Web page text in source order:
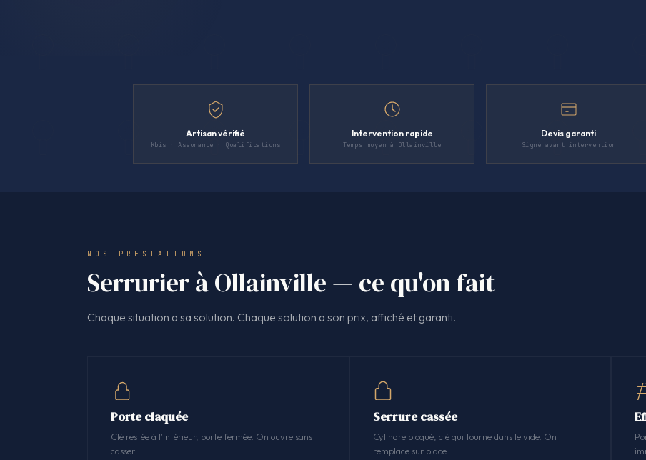
Artisan vérifié
Kbis · Assurance · Qualifications
Intervention rapide
Temps moyen à Ollainville
Devis garanti
Signé avant intervention
NOS PRESTATIONS
Serrurier à Ollainville — ce qu'on fait
Chaque situation a sa solution. Chaque solution a son prix, affiché et garanti.
Porte claquée
Clé restée à l'intérieur, porte fermée. On ouvre sans
casser.
Serrure cassée
Cylindre bloqué, clé qui tourne dans le vide. On
remplace sur place.